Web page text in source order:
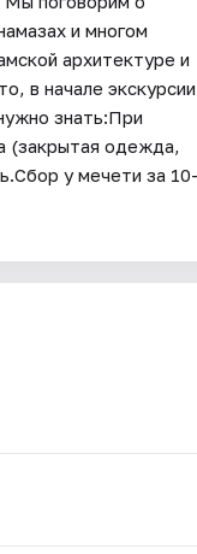
и многом
архитектуре и
в начале экскурсии
знать:При
(закрытая одежда,
у мечети за